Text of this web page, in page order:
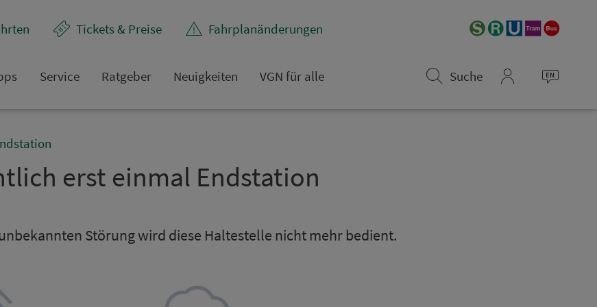
Tickets & Preise Fahr­plan­ände­rungen
Service Rat­ge­ber Neuigkeiten VGN für alle
Suche
erst einmal Endsta­ti­on
Störung wird diese Hal­te­stel­le nicht mehr bedient.